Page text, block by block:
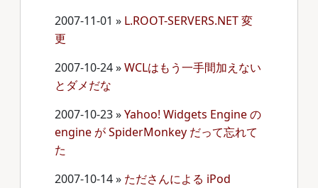
2007-11-01 » L.ROOT-SERVERS.NET 変
更
2007-10-24»WCLはもう一手間加えない
とダメだな
2007-10-23»Yahoo! Widgets Engine の
engine が SpiderMonkey だって忘れて
た
2007-10-14» たださんによる iPod